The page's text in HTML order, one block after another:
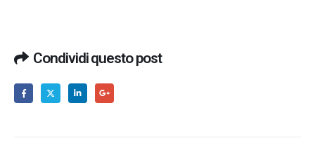
Condividi questo post